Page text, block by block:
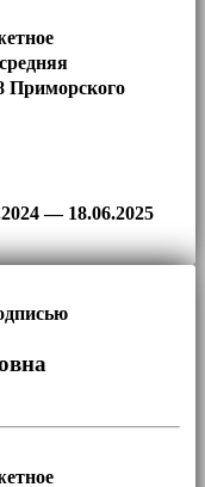
Приморского
— 18.06.2025